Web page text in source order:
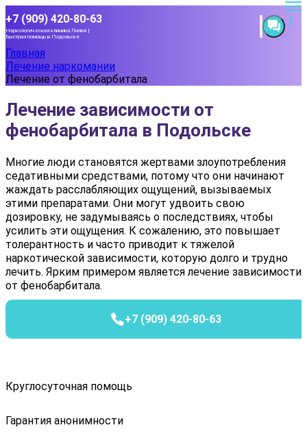
+7 (909) 420-80-63
Наркологическая клиника Лилия |
Быстрая помощь в Подольске
Главная
Лечение наркомании
Лечение от фенобарбитала
Лечение зависимости от
фенобарбитала в Подольске
Многие люди становятся жертвами злоупотребления
седативными средствами, потому что они начинают
жаждать расслабляющих ощущений, вызываемых
этими препаратами. Они могут удвоить свою
дозировку, не задумываясь о последствиях, чтобы
усилить эти ощущения. К сожалению, это повышает
толерантность и часто приводит к тяжелой
наркотической зависимости, которую долго и трудно
лечить. Ярким примером является лечение зависимости
от фенобарбитала.
+7 (909) 420-80-63
Круглосуточная помощь
Гарантия анонимности